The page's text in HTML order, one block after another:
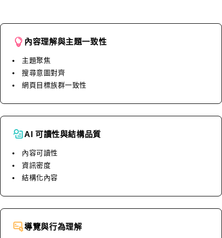
內容理解與主題一致性
主題聚焦
搜尋意圖對齊
網頁目標族群一致性
AI 可讀性與結構品質
內容可讀性
資訊密度
結構化內容
導覽與行為理解